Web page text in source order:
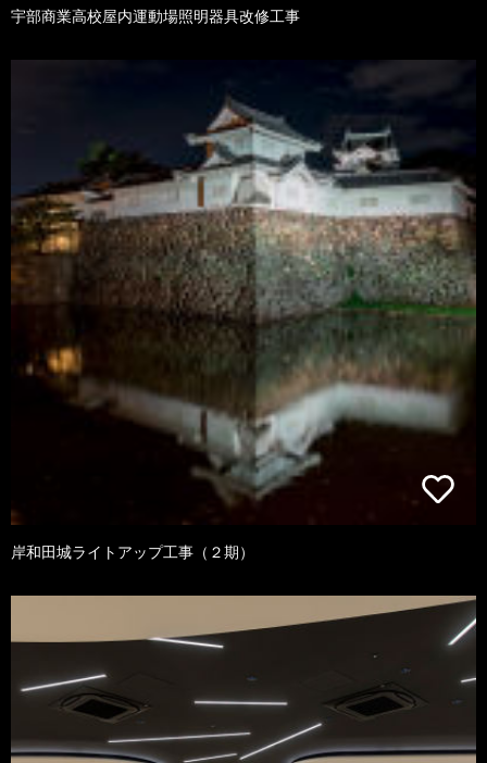
宇部商業高校屋内運動場照明器具改修工事
岸和田城ライトアップ工事（２期）